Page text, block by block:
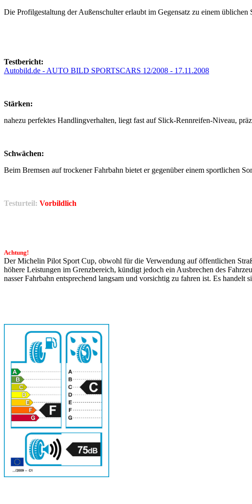
Die Profilgestaltung der Außenschulter erlaubt im Gegensatz zu einem
Testbericht:
Autobild.de - AUTO BILD SPORTSCARS 12/2008 - 17.11.2008
Stärken:
nahezu perfektes Handlingverhalten, liegt fast auf Slick-Rennreifen-Niveau,
Schwächen:
Beim Bremsen auf trockener Fahrbahn bietet er gegenüber einem sportlichen
Testurteil: Vorbildlich
Achtung!
Der Michelin Pilot Sport Cup, obwohl für die Verwendung auf öffentlichen
höhere Leistungen im Grenzbereich, kündigt jedoch ein Ausbrechen des
nasser Fahrbahn entsprechend langsam und vorsichtig zu fahren ist. Es